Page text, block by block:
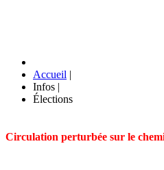
Accueil |
Infos |
Élections
Circulation perturbée sur le